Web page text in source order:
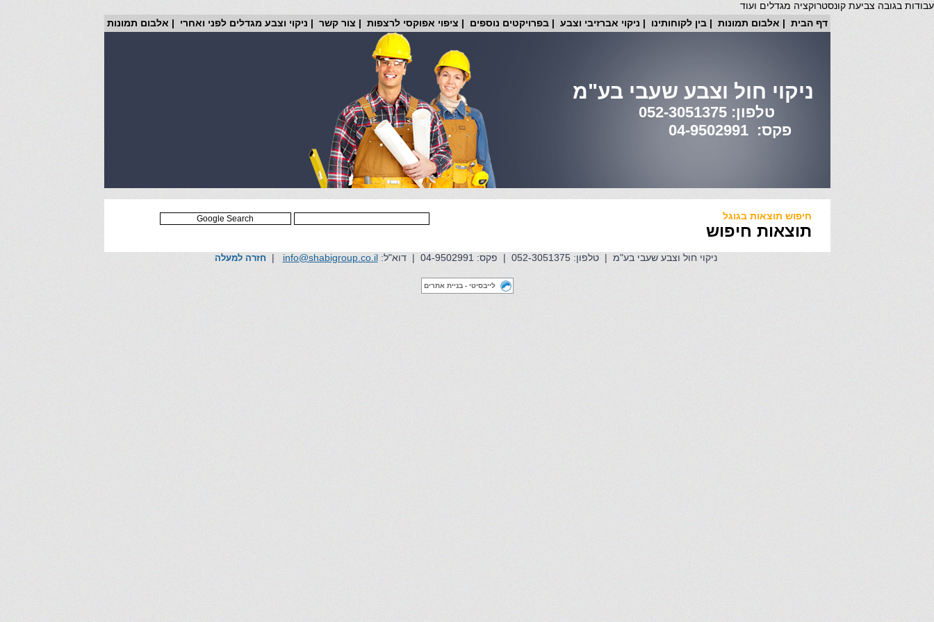
עבודות בגובה צביעת קונסטרוקציה מגדלים ועוד
דף הבית | אלבום תמונות | בין לקוחותינו | ניקוי אברזיבי וצבע | בפרויקטים נוספים | ציפוי אפוקסי לרצפות | צור קשר | ניקוי וצבע מגדלים לפני ואחרי | אלבום תמונות
ניקוי חול וצבע שעבי בע"מ
טלפון: 052-3051375
פקס: 04-9502991
חיפוש תוצאות בגוגל
תוצאות חיפוש
ניקוי חול וצבע שעבי בע"מ | טלפון: 052-3051375 | פקס: 04-9502991 | דוא"ל: info@shabigroup.co.il
| חזרה למעלה
לייבסיטי - בניית אתרים